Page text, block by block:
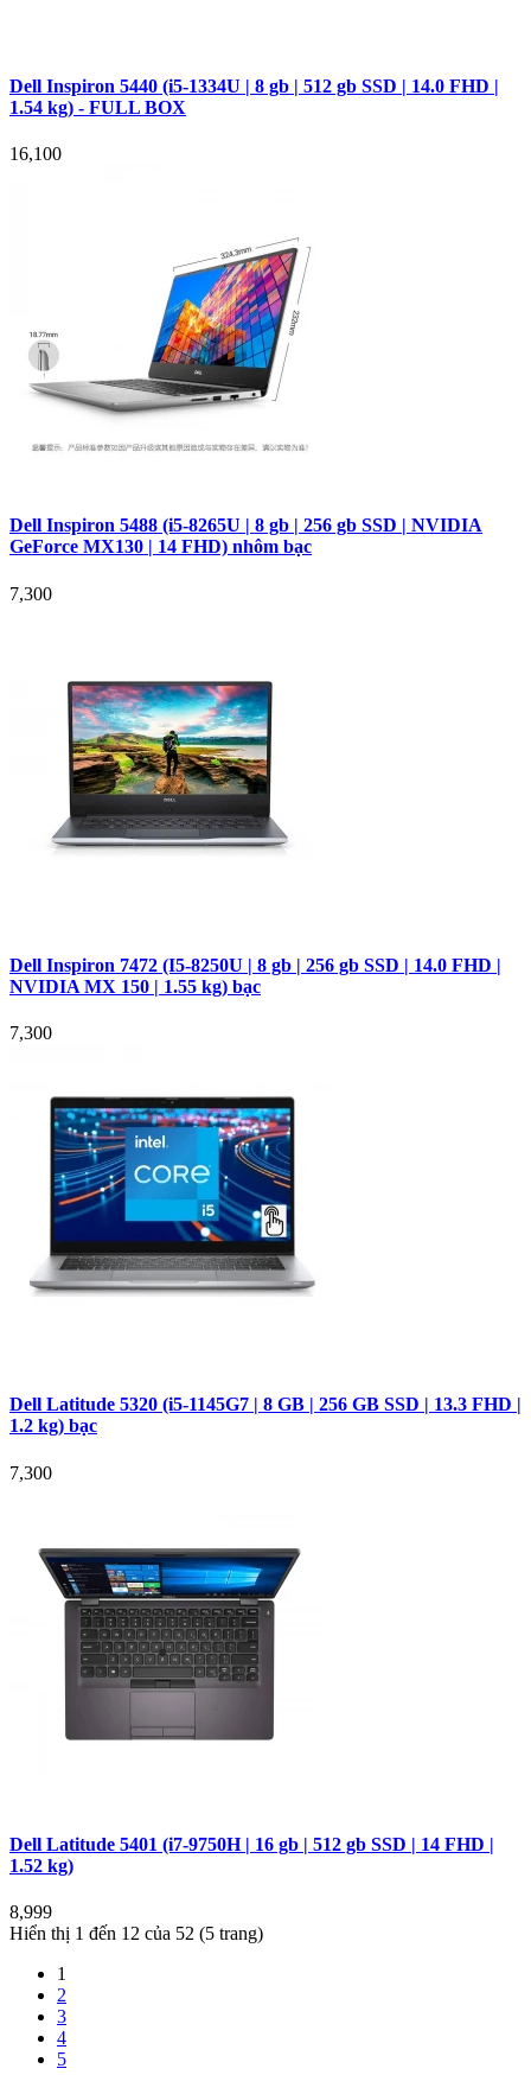
Dell Inspiron 5440 (i5-1334U | 8 gb | 512 gb SSD | 14.0 FHD |
1.54 kg) - FULL BOX
16,100
Dell Inspiron 5488 (i5-8265U | 8 gb | 256 gb SSD | NVIDIA
GeForce MX130 | 14 FHD) nhôm bạc
7,300
Dell Inspiron 7472 (I5-8250U | 8 gb | 256 gb SSD | 14.0 FHD |
NVIDIA MX 150 | 1.55 kg) bạc
7,300
Dell Latitude 5320 (i5-1145G7 | 8 GB | 256 GB SSD | 13.3 FHD |
1.2 kg) bạc
7,300
Dell Latitude 5401 (i7-9750H | 16 gb | 512 gb SSD | 14 FHD |
1.52 kg)
8,999
Hiển thị 1 đến 12 của 52 (5 trang)
1
2
3
4
5